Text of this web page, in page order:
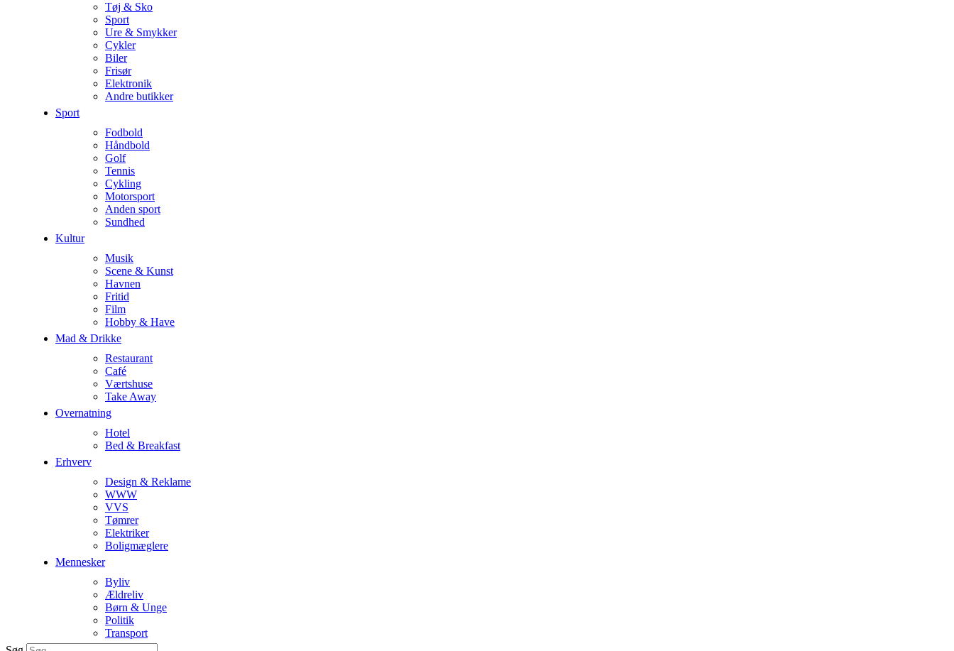
Tøj & Sko
Sport
Ure & Smykker
Cykler
Biler
Frisør
Elektronik
Andre butikker
Sport
Fodbold
Håndbold
Golf
Tennis
Cykling
Motorsport
Anden sport
Sundhed
Kultur
Musik
Scene & Kunst
Havnen
Fritid
Film
Hobby & Have
Mad & Drikke
Restaurant
Café
Værtshuse
Take Away
Overnatning
Hotel
Bed & Breakfast
Erhverv
Design & Reklame
WWW
VVS
Tømrer
Elektriker
Boligmæglere
Mennesker
Byliv
Ældreliv
Børn & Unge
Politik
Transport